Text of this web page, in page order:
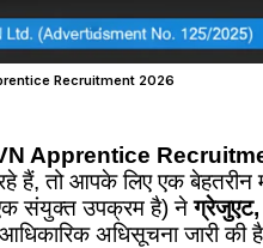
Recruitment 2026
Apprentice
हैं, तो आपके लिए एक
संयुक्त उपक्रम है) नेग्रेजुएट,
अधिसूचना जारी की